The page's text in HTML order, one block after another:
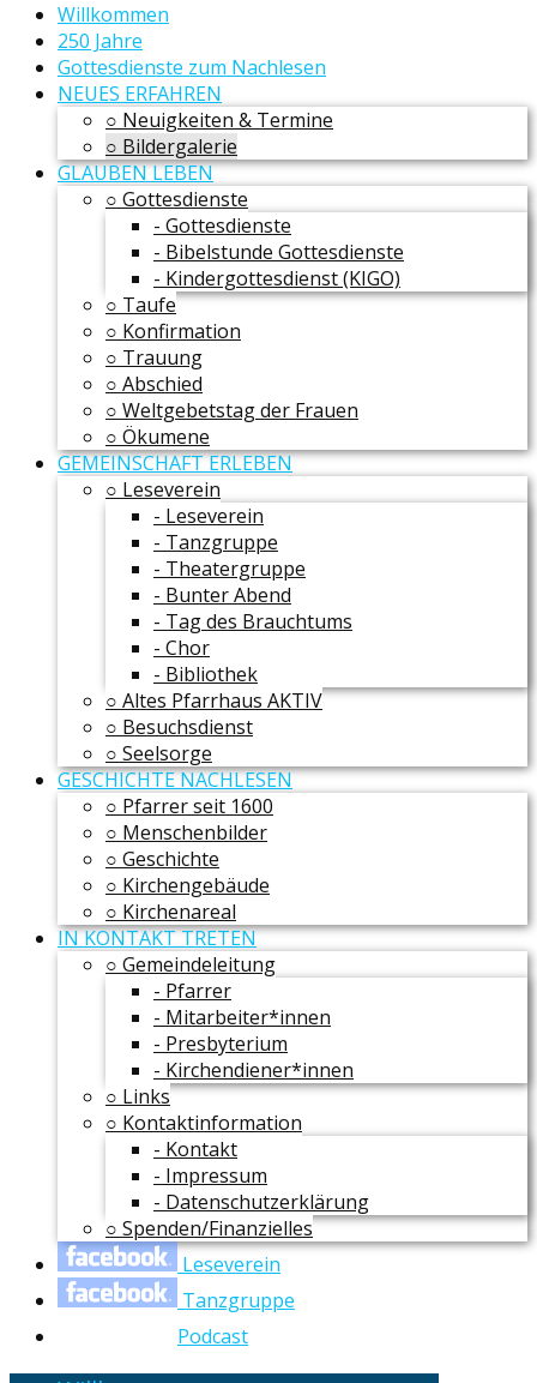
Willkommen
250 Jahre
Gottesdienste zum Nachlesen
NEUES ERFAHREN
○ Neuigkeiten & Termine
○ Bildergalerie
GLAUBEN LEBEN
○ Gottesdienste
- Gottesdienste
- Bibelstunde Gottesdienste
- Kindergottesdienst (KIGO)
○ Taufe
○ Konfirmation
○ Trauung
○ Abschied
○ Weltgebetstag der Frauen
○ Ökumene
GEMEINSCHAFT ERLEBEN
○ Leseverein
- Leseverein
- Tanzgruppe
- Theatergruppe
- Bunter Abend
- Tag des Brauchtums
- Chor
- Bibliothek
○ Altes Pfarrhaus AKTIV
○ Besuchsdienst
○ Seelsorge
GESCHICHTE NACHLESEN
○ Pfarrer seit 1600
○ Menschenbilder
○ Geschichte
○ Kirchengebäude
○ Kirchenareal
IN KONTAKT TRETEN
○ Gemeindeleitung
- Pfarrer
- Mitarbeiter*innen
- Presbyterium
- Kirchendiener*innen
○ Links
○ Kontaktinformation
- Kontakt
- Impressum
- Datenschutzerklärung
○ Spenden/Finanzielles
Leseverein
Tanzgruppe
Podcast